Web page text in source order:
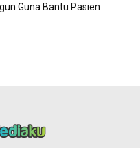
Guna Bantu Pasien